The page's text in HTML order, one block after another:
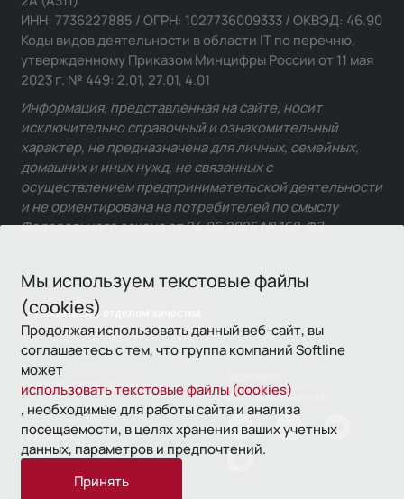
Мы используем текстовые файлы
(cookies)
Продолжая использовать данный веб-сайт, вы
соглашаетесь с тем, что группа компаний Softline
может
использовать текстовые файлы (cookies)
, необходимые для работы сайта и анализа
посещаемости, в целях хранения ваших учетных
данных, параметров и предпочтений.
Принять
Связаться с отделом качества
ИНН: 7736227885 / ОГРН: 1027736009333 / ОКВЭД: 46.90
Коды видов деятельности в области IT по перечню,
утвержденному Приказом Минцифры России от 11 мая
2023 г. № 449: 2.01, 27.01, 4.01
Информация, представленная на сайте, носит
исключительно справочный и ознакомительный
характер, не предназначена для личных, семейных,
домашних и иных нужд, не связанных с
осуществлением предпринимательской деятельности
и не ориентирована на потребителей по смыслу
Федерального закона от 24.06.2025 № 168-ФЗ.
© 1993—2026 Softline
использования
Политика
конфиденциальности